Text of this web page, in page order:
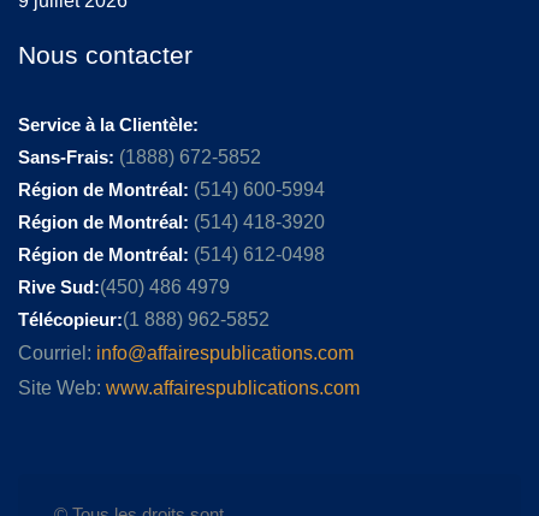
Nous contacter
Service à la Clientèle:
Sans-Frais: (1888) 672-5852
Région de Montréal: (514) 600-5994
Région de Montréal: (514) 418-3920
Région de Montréal: (514) 612-0498
Rive Sud:(450) 486 4979
Télécopieur:(1 888) 962-5852
Courriel: info@affairespublications.com
Site Web: www.affairespublications.com